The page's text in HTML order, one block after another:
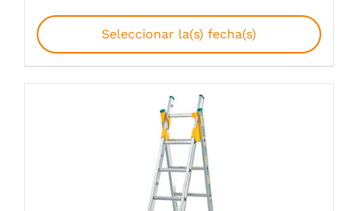
Seleccionar la(s) fecha(s)